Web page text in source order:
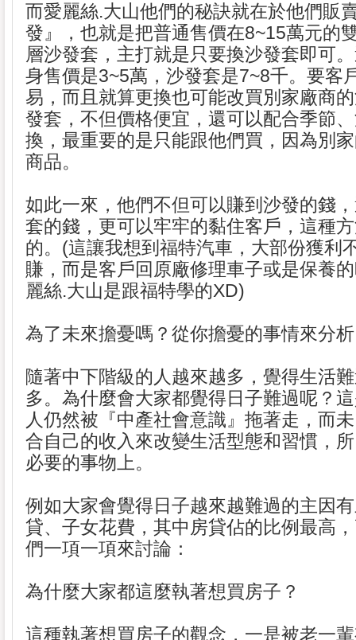
而愛麗絲.大山他們的秘訣就在於他們販
發』，也就是把普通售價在8~15萬元的
層沙發套，主打就是只要換沙發套即可
身售價是3~5萬，沙發套是7~8千。要客
易，而且就算更換也可能改買別家廠商
發套，不但價格便宜，還可以配合季節
換，最重要的是只能跟他們買，因為別
商品。
如此一來，他們不但可以賺到沙發的錢
套的錢，更可以牢牢的黏住客戶，這種
的。(這讓我想到福特汽車，大部份獲利
賺，而是客戶回原廠修理車子或是保養
麗絲.大山是跟福特學的XD)
為了未來擔憂嗎？從你擔憂的事情來分析
隨著中下階級的人越來越多，覺得生活
多。為什麼會大家都覺得日子難過呢？
人仍然被『中產社會意識』拖著走，而
合自己的收入來改變生活型態和習慣，
必要的事物上。
例如大家會覺得日子越來越難過的主因
貸、子女花費，其中房貸佔的比例最高
們一項一項來討論：
為什麼大家都這麼執著想買房子？
這種執著想買房子的觀念，一是被老一